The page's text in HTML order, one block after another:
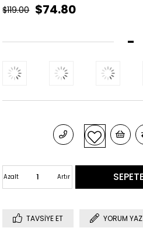
$119.00 $74.80
-
Artır
Azalt
TAVSIYE ET YORUM YAZ